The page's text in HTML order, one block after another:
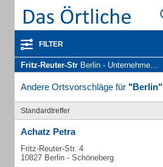
FILTER
Fritz-Reuter-Str Berlin - Unternehmen und Personen
Andere Ortsvorschläge für "Berlin"
Standardtreffer
Achatz Petra
Fritz-Reuter-Str. 4
10827 Berlin - Schöneberg